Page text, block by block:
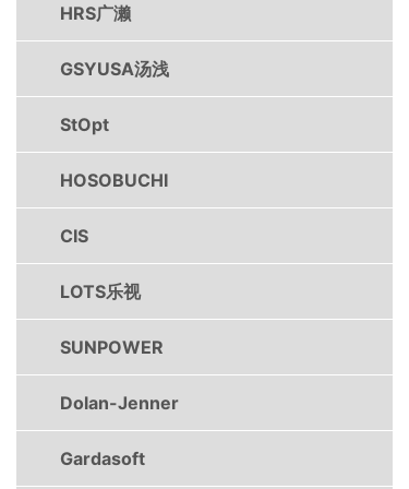
HRS广濑
GSYUSA汤浅
StOpt
HOSOBUCHI
CIS
LOTS乐视
SUNPOWER
Dolan-Jenner
Gardasoft